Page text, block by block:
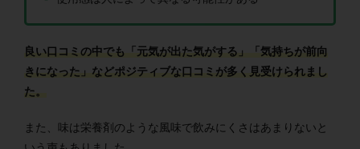
良い口コミの中でも「元気が出た気がする」「気持ちが前向
きになった」などポジティブな口コミが多く見受けられまし
た。
また、味は栄養剤のような風味で飲みにくさはあまりないと